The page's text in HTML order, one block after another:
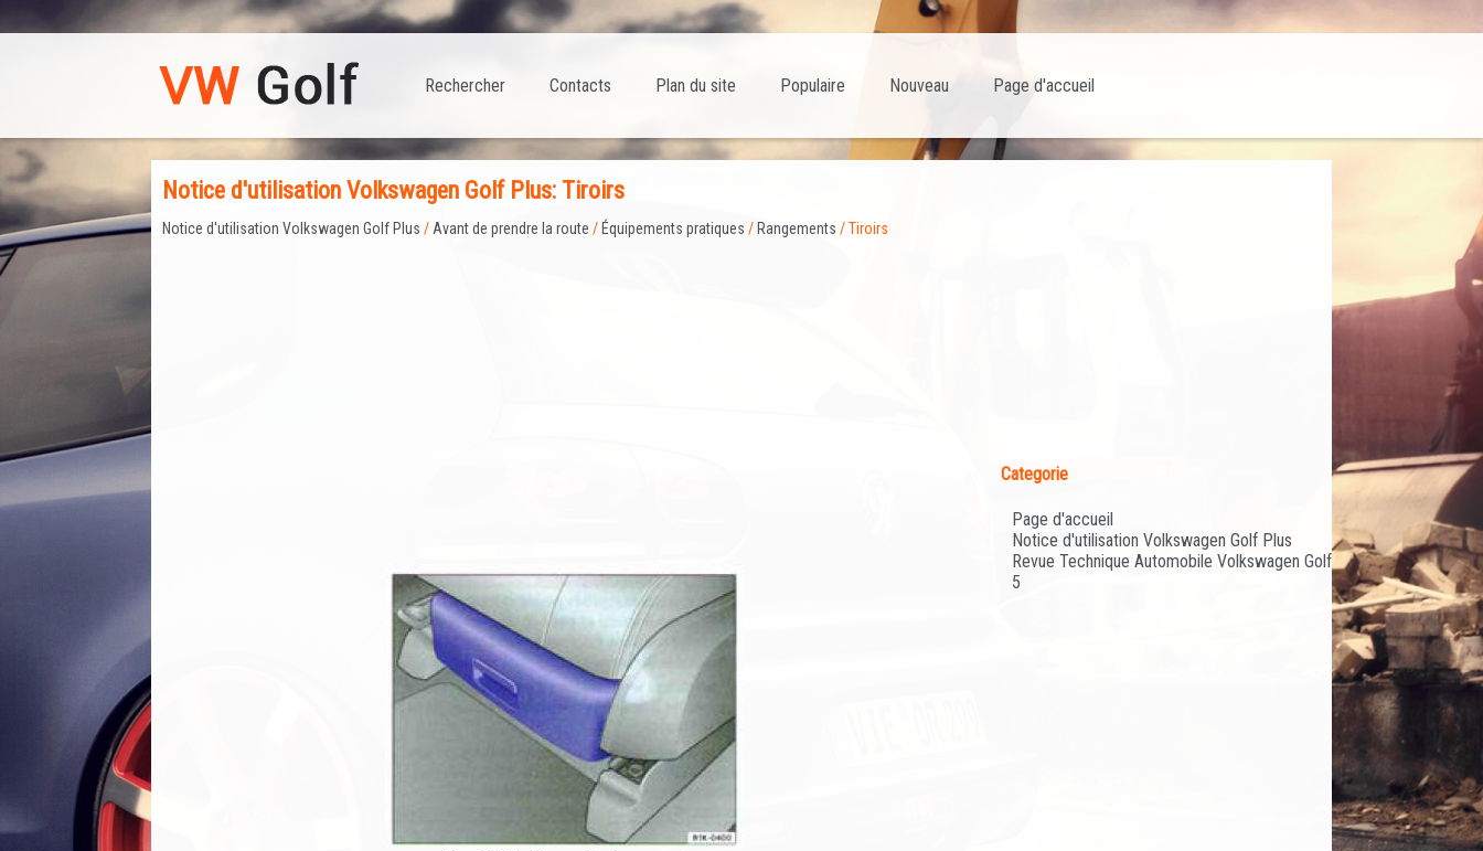
Page d'accueil
Nouveau
Populaire
Plan du site
Contacts
Rechercher
Notice d'utilisation Volkswagen Golf Plus: Tiroirs
Notice d'utilisation Volkswagen Golf Plus /Avant de prendre la route / Équipements pratiques / Rangements / Tiroirs
Categorie
Page d'accueil
Notice d'utilisation Volkswagen Golf Plus
Revue Technique Automobile Volkswagen Golf
5